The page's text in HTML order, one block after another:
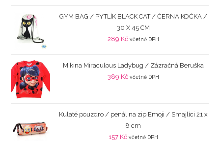
GYM BAG / PYTLÍK BLACK CAT / ČERNÁ KOČKA /
30 X 45 CM
289 Kč včetně DPH
Mikina Miraculous Ladybug / Zázračná Beruška
389 Kč včetně DPH
Kulaté pouzdro / penál na zip Emoji / Smajlíci 21 x
8 cm
157 Kč včetně DPH